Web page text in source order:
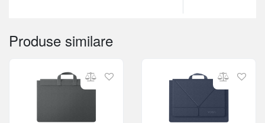
Produse similare